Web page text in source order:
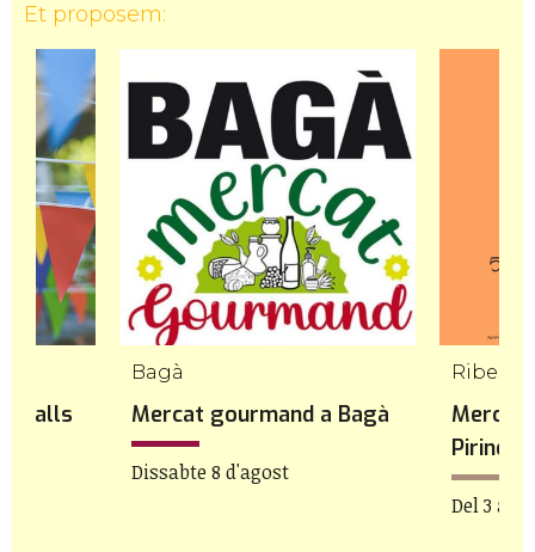
Et proposem:
Bagà
Mercat gourmand a Bagà
Dissabte 8 d'agost
Mercat
Pirineu
Del 3 a 8